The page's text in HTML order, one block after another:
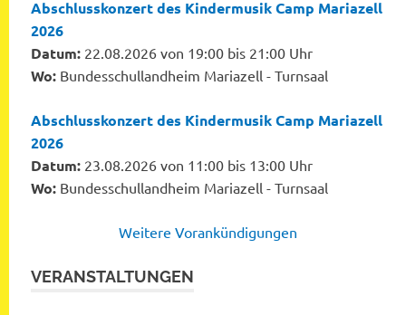
Abschlusskonzert des Kindermusik Camp Mariazell
2026
Datum: 22.08.2026 von 19:00 bis 21:00 Uhr
Wo: Bundesschullandheim Mariazell - Turnsaal
Abschlusskonzert des Kindermusik Camp Mariazell
2026
Datum: 23.08.2026 von 11:00 bis 13:00 Uhr
Wo: Bundesschullandheim Mariazell - Turnsaal
Weitere Vorankündigungen
VERANSTALTUNGEN